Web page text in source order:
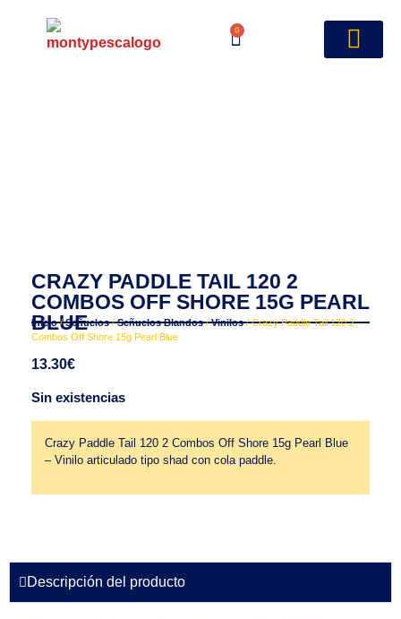
0
CRAZY PADDLE TAIL 120 2
COMBOS OFF SHORE 15G PEARL
BLUE
Inicio/Señuelos/Señuelos Blandos/Vinilos/ Crazy Paddle Tail 120 2
Combos Off Shore 15g Pearl Blue
13.30€
Sin existencias
Crazy Paddle Tail 120 2 Combos Off Shore 15g Pearl Blue
– Vinilo articulado tipo shad con cola paddle.
Descripción del producto